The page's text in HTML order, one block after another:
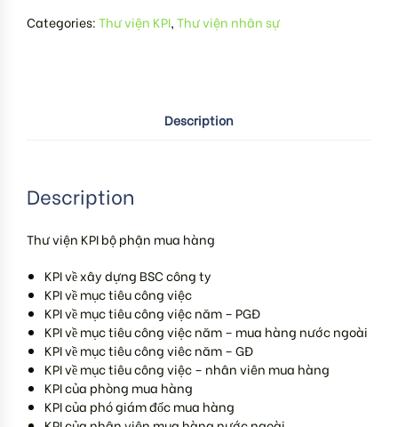
Categories:Thư viện KPI,Thư viện nhân sự
Description
Description
Thư viện KPI bộ phận mua hàng
KPI về xây dựng BSC công ty
KPI về mục tiêu công việc
KPI về mục tiêu công việc năm – PGĐ
KPI về mục tiêu công việc năm – mua hàng nước ngoài
KPI về mục tiêu công viêc năm – GĐ
KPI về mục tiêu công việc – nhân viên mua hàng
KPI của phòng mua hàng
KPI của phó giám đốc mua hàng